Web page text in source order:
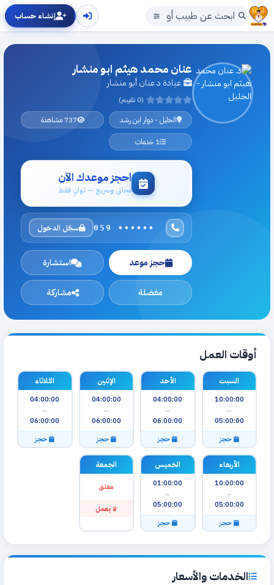
إنشاء حساب
عنان محمد هيثم ابو منشار
عيادة د عنان أبو منشار
(0 تقييم)
الخليل - دوار ابن رشد
737 مشاهدة
1 خدمات
احجز موعدك الآن
مجاني وسريع — ثوانٍ فقط
059 •••••• سجّل الدخول
حجز موعد استشارة
مفضلة مشاركة
أوقات العمل
السبت
10:00:00
—
05:00:00
حجز
الأحد
04:00:00
—
06:00:00
حجز
الإثنين
04:00:00
—
06:00:00
حجز
الثلاثاء
04:00:00
—
06:00:00
حجز
الأربعاء
10:00:00
—
05:00:00
حجز
الخميس
01:00:00
—
05:00:00
حجز
الجمعة
مغلق
لا يعمل
الخدمات والأسعار